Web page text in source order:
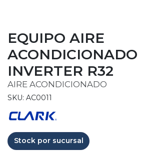
EQUIPO AIRE
ACONDICIONADO
INVERTER R32
AIRE ACONDICIONADO
SKU: AC0011
Stock por sucursal